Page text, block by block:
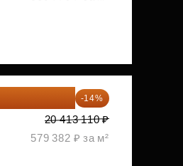
-14%
20 413 110 ₽
579 382 ₽ за м²